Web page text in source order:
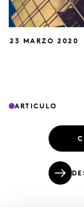
23 MARZO 2020
ARTICULO